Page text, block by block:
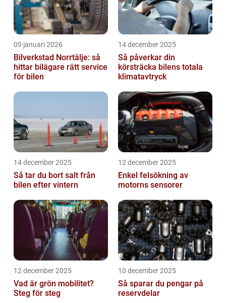
09 januari 2026
Bilverkstad Norrtälje: så
hittar bilägare rätt service
för bilen
14 december 2025
Så påverkar din
körsträcka bilens totala
klimatavtryck
14 december 2025
Så tar du bort salt från
bilen efter vintern
12 december 2025
Enkel felsökning av
motorns sensorer
12 december 2025
Vad är grön mobilitet?
Steg för steg
10 december 2025
Så sparar du pengar på
reservdelar